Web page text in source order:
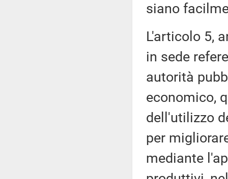
siano
L'articolo 5,
in sede
autorità
economico,
dell'utilizzo
per
mediante